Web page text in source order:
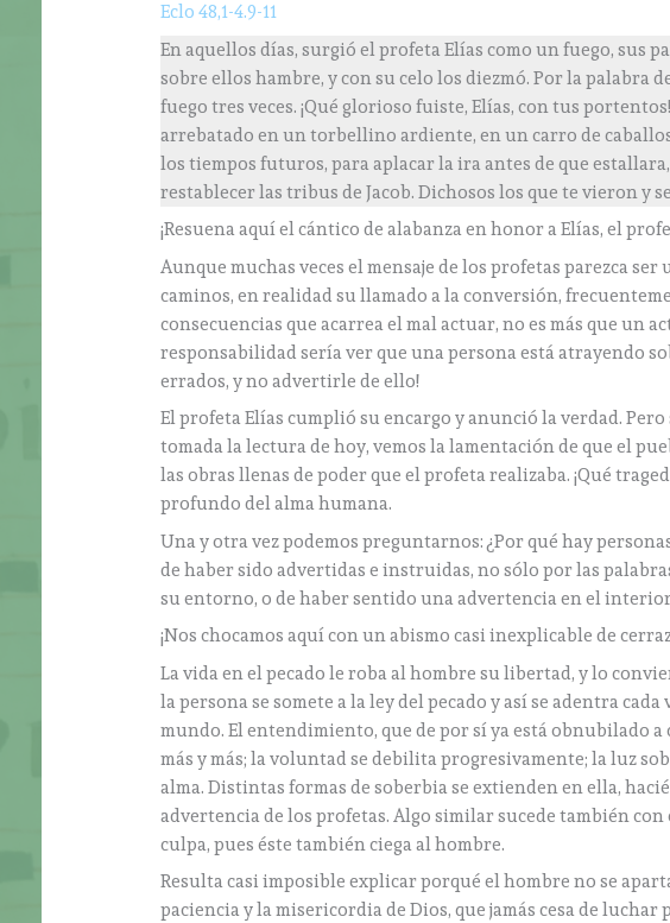
Eclo 48,1-4.9-11
En aquellos días, surgió el profeta Elías como un fuego, sus
sobre ellos hambre, y con su celo los diezmó. Por la palabra
fuego tres veces. ¡Qué glorioso fuiste, Elías, con tus
arrebatado en un torbellino ardiente, en un carro de
los tiempos futuros, para aplacar la ira antes de que
restablecer las tribus de Jacob. Dichosos los que te vieron y
¡Resuena aquí el cántico de alabanza en honor a Elías, el
Aunque muchas veces el mensaje de los profetas parezca
caminos, en realidad su llamado a la conversión,
consecuencias que acarrea el mal actuar, no es más que un
responsabilidad sería ver que una persona está atrayendo
errados, y no advertirle de ello!
El profeta Elías cumplió su encargo y anunció la verdad.
tomada la lectura de hoy, vemos la lamentación de que el
las obras llenas de poder que el profeta realizaba. ¡Qué
profundo del alma humana.
Una y otra vez podemos preguntarnos: ¿Por qué hay
de haber sido advertidas e instruidas, no sólo por las
su entorno, o de haber sentido una advertencia en el
¡Nos chocamos aquí con un abismo casi inexplicable de
La vida en el pecado le roba al hombre su libertad, y lo
la persona se somete a la ley del pecado y así se adentra
mundo. El entendimiento, que de por sí ya está obnubilado
más y más; la voluntad se debilita progresivamente; la luz
alma. Distintas formas de soberbia se extienden en ella,
advertencia de los profetas. Algo similar sucede también
culpa, pues éste también ciega al hombre.
Resulta casi imposible explicar porqué el hombre no se
paciencia y la misericordia de Dios, que jamás cesa de